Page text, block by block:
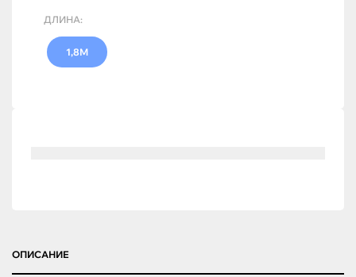
ДЛИНА:
1,8М
ОПИСАНИЕ